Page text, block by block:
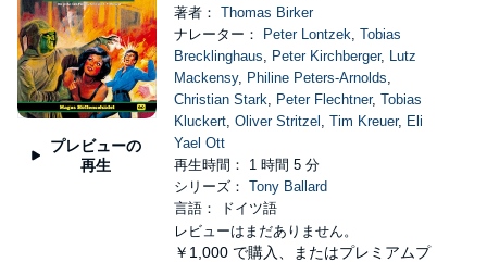
プレビューの
再生
著者： Thomas Birker
ナレーター：
Peter Lontzek, Tobias
Brecklinghaus, Peter Kirchberger, Lutz
Mackensy, Philine Peters-Arnolds,
Christian Stark, Peter Flechtner, Tobias
Kluckert, Oliver Stritzel , Tim Kreuer, Eli
Yael Ott
再生時間： 1 時間 5 分
シリーズ： Tony Ballard
言語： ドイツ語
レビューはまだありません。
￥1,000 で購入、またはプレミアムプ